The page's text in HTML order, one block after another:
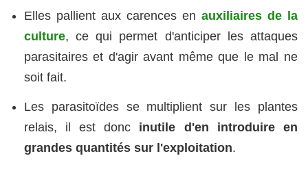
Elles pallient aux carences en auxiliaires de la
culture, ce qui permet d'anticiper les attaques
parasitaires et d'agir avant même que le mal ne
soit fait.
Les parasitoïdes se multiplient sur les plantes
relais, il est donc inutile d'en introduire en
grandes quantités sur l'exploitation.